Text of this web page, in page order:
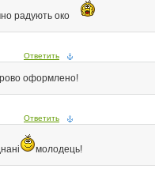
радують око
Ответить
оформлено!
Ответить
молодець!